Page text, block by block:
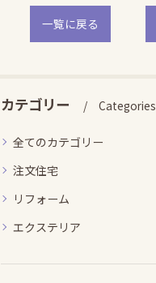
一覧に戻る
カテゴリー Categories
全てのカテゴリー
注文住宅
リフォーム
エクステリア